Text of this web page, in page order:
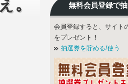
無料会員登録で
会員登録すると、サイト
をプレゼント！
抽選券を貯める/使う